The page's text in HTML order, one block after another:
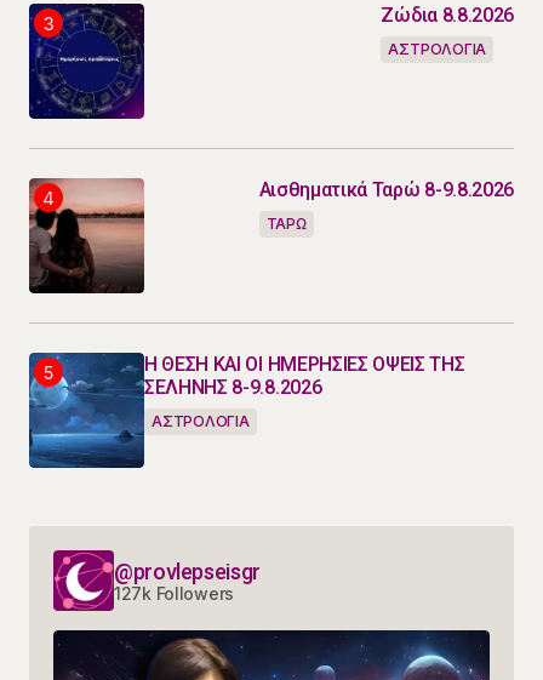
Ζώδια 8.8.2026
ΑΣΤΡΟΛΟΓΙΑ
Αισθηματικά Ταρώ 8-9.8.2026
ΤΑΡΩ
Η ΘΕΣΗ ΚΑΙ ΟΙ ΗΜΕΡΗΣΙΕΣ ΟΨΕΙΣ ΤΗΣ
ΣΕΛΗΝΗΣ 8-9.8.2026
ΑΣΤΡΟΛΟΓΙΑ
@provlepseisgr
127k Followers